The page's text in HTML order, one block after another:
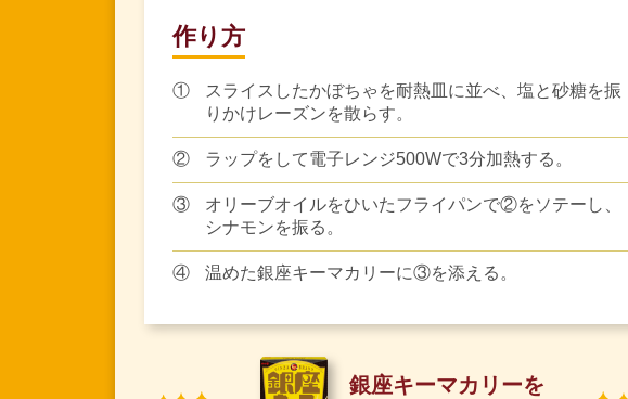
作り方
①
スライスしたかぼちゃを耐熱皿に並べ、塩と砂糖を振
りかけレーズンを散らす。
② ラップをして電子レンジ500Wで3分加熱する。
③
オリーブオイルをひいたフライパンで②をソテーし、
シナモンを振る。
④ 温めた銀座キーマカリーに③を添える。
銀座キーマカリーを